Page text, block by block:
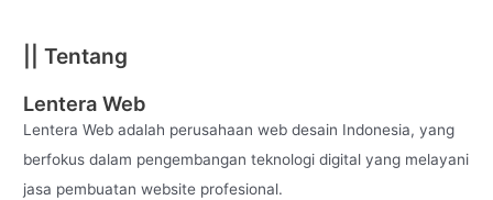
r
c
h
f
o
|| Tentang
Lentera Web
Lentera Web adalah perusahaan web desain Indonesia, yang
berfokus dalam pengembangan teknologi digital yang melayani
jasa pembuatan website profesional.